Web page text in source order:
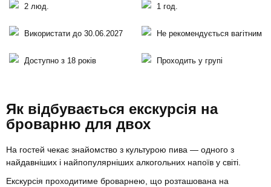
2 люд. 1 год.
Використати до 30.06.2027 Не рекомендується вагітним
Доступно з 18 років Проходить у групі
Як відбувається екскурсія на
броварню для двох
На гостей чекає знайомство з культурою пива — одного з
найдавніших і найпопулярніших алкогольних напоїв у світі.
Екскурсія проходитиме броварнею, що розташована на